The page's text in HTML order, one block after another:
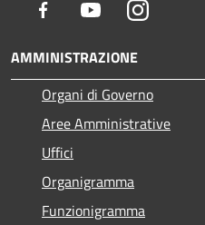
Facebook YoutubeInstagram
AMMINISTRAZIONE
Organi di Governo
Aree Amministrative
Uffici
Organigramma
Funzionigramma